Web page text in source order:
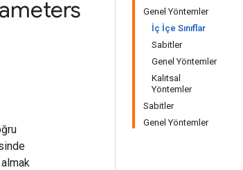
Genel Yöntemler
İç İçe Sınıflar
Sabitler
Genel Yöntemler
Kalıtsal
Yöntemler
Sabitler
Genel Yöntemler